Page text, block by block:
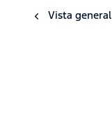
Vista general